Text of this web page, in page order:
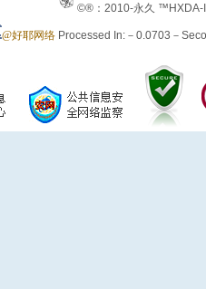
©®：2010-永久
@好耶网络 Processed In:－0.0703－